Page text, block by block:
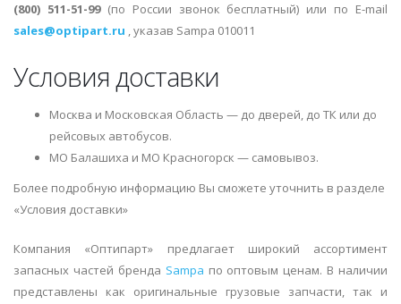
(800) 511-51-99(по России звонок бесплатный) или по E-mail
sales@optipart.ru , указав Sampa 010011
Условия доставки
Москва и Московская Область — до дверей, до ТК или до
рейсовых автобусов.
МО Балашиха и МО Красногорск — самовывоз.
Более подробную информацию Вы сможете уточнить в разделе
«Условия доставки»
Компания «Оптипарт» предлагает широкий ассортимент
запасных частей бренда Sampa по оптовым ценам. В наличии
представлены как оригинальные грузовые запчасти, так и